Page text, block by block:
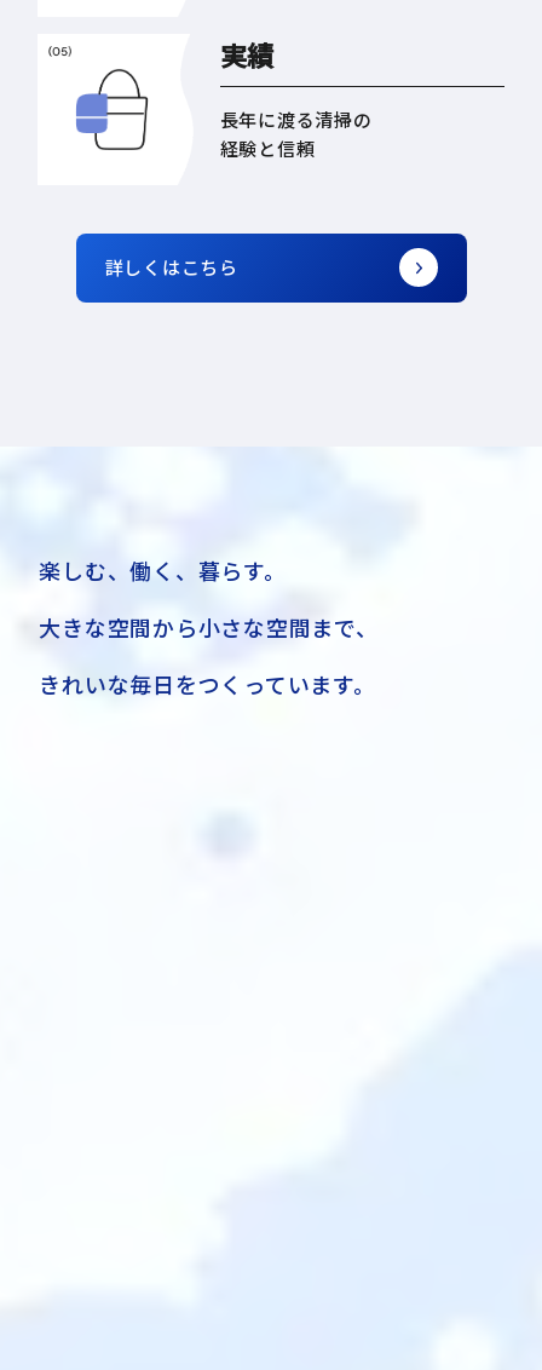
実績
長年に渡る清掃の
経験と信頼
詳しくはこちら
楽しむ、働く、暮らす。
大きな空間から小さな空間まで、
きれいな毎日をつくっています。